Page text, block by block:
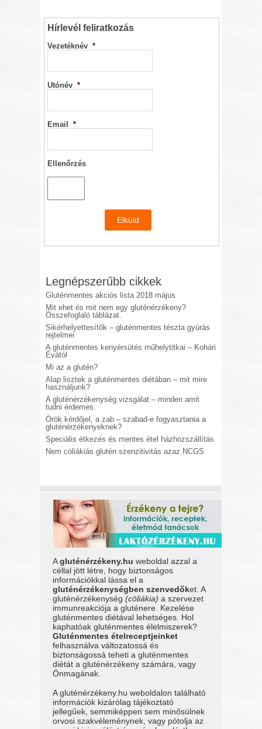
Hírlevél feliratkozás
Vezetéknév *
Utónév *
Email *
Ellenőrzés
Legnépszerűbb cikkek
Gluténmentes akciós lista 2018 május
Mit ehet és mit nem egy gluténérzékeny?
Összefoglaló táblázat.
Sikérhelyettesítők – gluténmentes tészta gyúrás
rejtelmei
A gluténmentes kenyérsütés műhelytitkai – Kohári
Évától
Mi az a glutén?
Alap lisztek a gluténmentes diétában – mit mire
használjunk?
A gluténérzékenység vizsgálat – minden amit
tudni érdemes.
Örök kérdőjel, a zab – szabad-e fogyasztania a
gluténérzékenyeknek?
Speciális étkezés és mentes étel házhozszállítás
Nem cöliákiás glutén szenzitivitás azaz NCGS
Agluténérzékeny.hu weboldal azzal a
céllal jött létre, hogy biztonságos
információkkal lássa el a
gluténérzékenységben szenvedőket. A
gluténérzékenység(cöliákia) a szervezet
immunreakciója a gluténere. Kezelése
gluténmentes diétával lehetséges. Hol
kaphatóak gluténmentes élelmiszerek?
Gluténmentes ételreceptjeinket
felhasználva változatossá és
biztonságossá teheti a gluténmentes
diétát a gluténérzékeny számára, vagy
Önmagának.
A gluténérzékeny.hu weboldalon található
információk kizárólag tájékoztató
jellegűek, semmiképpen sem minősülnek
orvosi szakvéleménynek, vagy pótolja az